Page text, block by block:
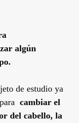
algún
de estudio ya
cambiar el
del cabello, la